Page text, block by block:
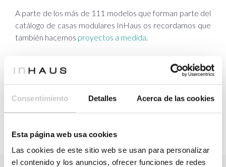
Consentimiento Detalles Acerca de las cookies
Esta página web usa cookies
Las cookies de este sitio web se usan para personalizar
el contenido y los anuncios, ofrecer funciones de redes
A parte de los más de 111 modelos que forman parte del
catálogo de casas modulares InHaus os recordamos que
también hacemos proyectos a medida.
Tags: